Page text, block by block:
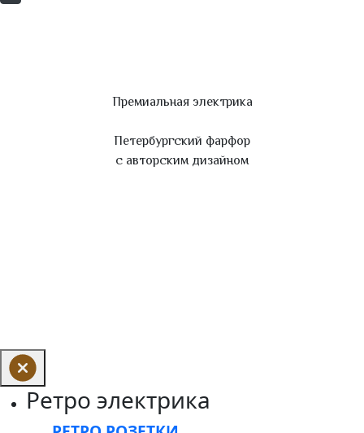
Премиальная электрика
Петербургский фарфор
с авторским дизайном
Ретро электрика